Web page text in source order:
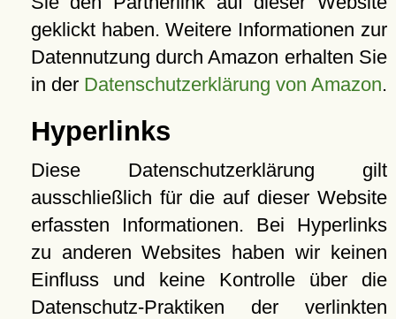
geklickt haben. Weitere Informationen zur
Datennutzung durch Amazon erhalten Sie
in der Datenschutzerklärung von Amazon.
Hyperlinks
Diese Datenschutzerklärung gilt
ausschließlich für die auf dieser Website
erfassten Informationen. Bei Hyperlinks
zu anderen Websites haben wir keinen
Einfluss und keine Kontrolle über die
Datenschutz-Praktiken der verlinkten